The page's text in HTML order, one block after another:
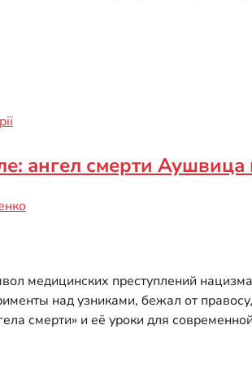
ангел смерти Аушвица
медицинских преступлений
над узниками, бежал от
смерти» и её уроки для